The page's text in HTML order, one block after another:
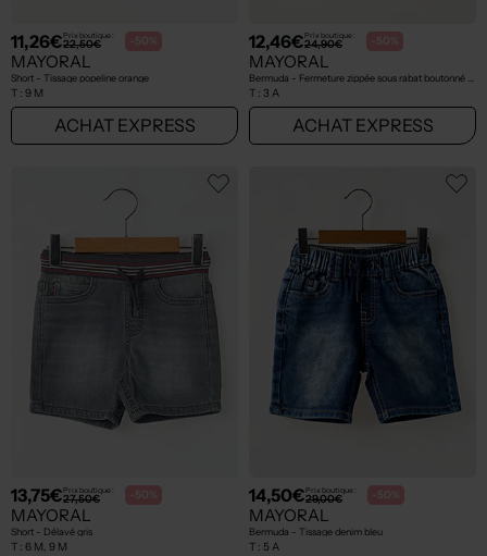
11,26€Prix boutique :
22,50€ -50%
MAYORAL
Short - Tissage popeline orange
T : 9 M
ACHAT EXPRESS
12,46€Prix boutique :
24,90€ -50%
MAYORAL
T : 3 A
ACHAT EXPRESS
13,75€Prix boutique :
27,50€ -50%
MAYORAL
Short - Délavé gris
T : 6 M, 9 M
14,50€Prix boutique :
29,00€ -50%
MAYORAL
Bermuda - Tissage denim bleu
T : 5 A